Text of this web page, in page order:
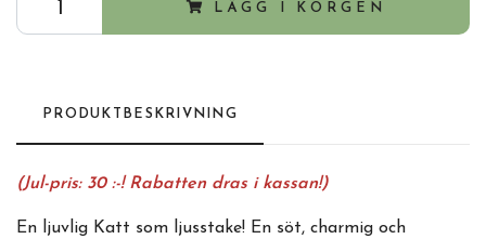
LÄGG I KORGEN
PRODUKTBESKRIVNING
(Jul-pris: 30 :-! Rabatten dras i kassan!)
En ljuvlig Katt som ljusstake! En söt, charmig och